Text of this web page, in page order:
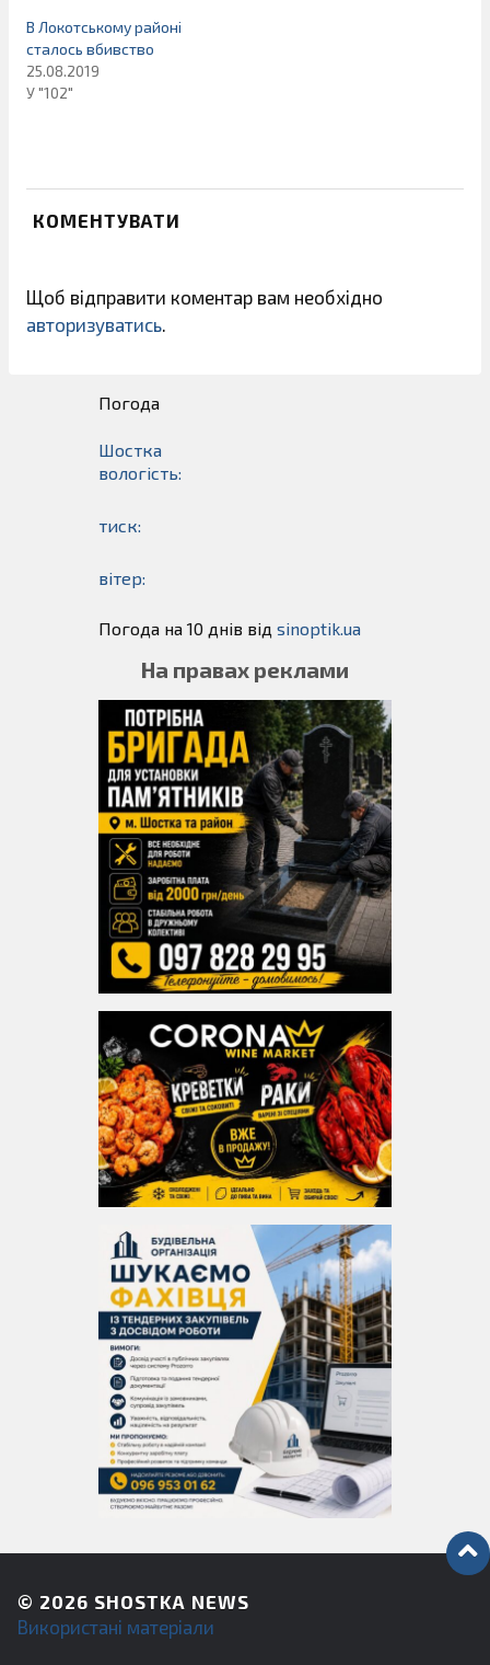
В Локотському районі
сталось вбивство
25.08.2019
У "102"
КОМЕНТУВАТИ
Щоб відправити коментар вам необхідно
авторизуватись.
Погода
Шостка
вологість:
тиск:
вітер:
Погода на 10 днів від sinoptik.ua
На правах реклами
© 2026 SHOSTKA NEWS
Використані матеріали